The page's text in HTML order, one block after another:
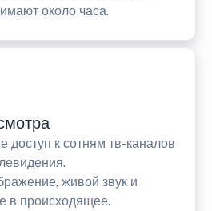
около часа.
доступ к сотням тв-каналов
живой звук и
в происходящее.